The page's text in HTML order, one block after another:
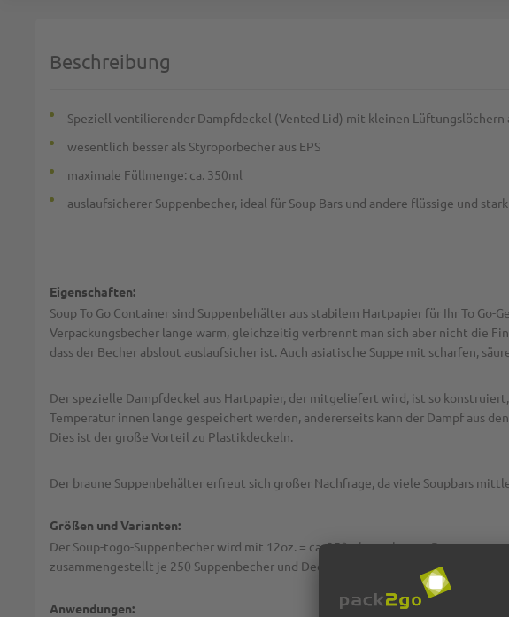
Beschreibung
Speziell ventilierender Dampfdeckel (Vented Lid) mit kleinen Lüftungslöchern
wesentlich besser als Styroporbecher aus EPS
maximale Füllmenge: ca. 350ml
auslaufsicherer Suppenbecher, ideal für Soup Bars und andere flüssige und
Eigenschaften:
Soup To Go Container sind Suppenbehälter aus stabilem Hartpapier für Ihr To
Verpackungsbecher lange warm, gleichzeitig verbrennt man sich aber nicht die
dass der Becher abslout auslaufsicher ist. Auch asiatische Suppe mit scharfen,
Der spezielle Dampfdeckel aus Hartpapier, der mitgeliefert wird, ist so
Temperatur innen lange gespeichert werden, andererseits kann der Dampf aus
Dies ist der große Vorteil zu Plastikdeckeln.
Der braune Suppenbehälter erfreut sich großer Nachfrage, da viele Soupbars
Größen und Varianten:
Der Soup-togo-Suppenbecher wird mit 12oz. = ca. 350ml angeboten. Das passt
zusammengestellt je 250 Suppenbecher und Deckel im Kombipack enthalten.
Anwendungen: